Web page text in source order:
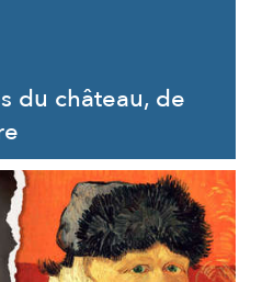
du château, de